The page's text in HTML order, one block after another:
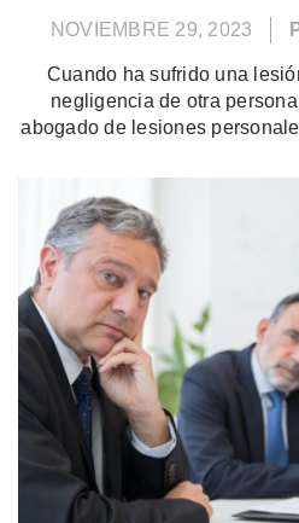
NOVIEMBRE 29, 2023
Cuando ha sufrido una
negligencia de otra
abogado de lesiones